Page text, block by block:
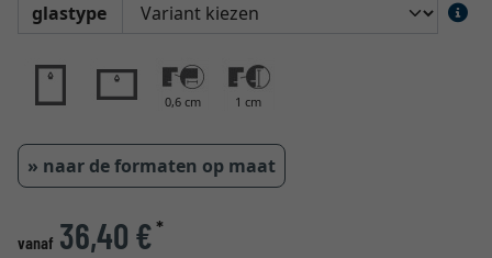
glastype
0,6 cm 1 cm
» naar de formaten op maat
vanaf 36,40 €*